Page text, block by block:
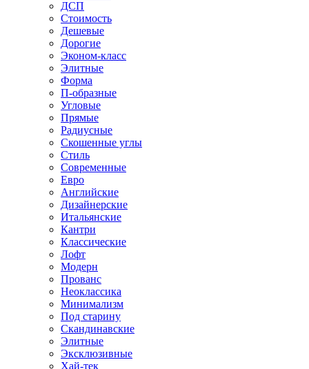
ДСП
Стоимость
Дешевые
Дорогие
Эконом-класс
Элитные
Форма
П-образные
Угловые
Прямые
Радиусные
Скошенные углы
Стиль
Современные
Евро
Английские
Дизайнерские
Итальянские
Кантри
Классические
Лофт
Модерн
Прованс
Неоклассика
Минимализм
Под старину
Скандинавские
Элитные
Эксклюзивные
Хай-тек